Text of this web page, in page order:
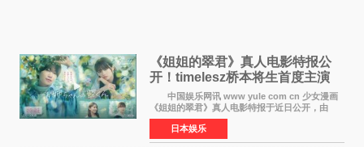
《姐姐的翠君》真人电影特报公
开！timelesz桥本将生首度主演
12月4日上映
中国娱乐网讯 www yule com cn 少女漫画
《姐姐的翠君》真人电影特报于近日公开，由
timelesz成员桥本将生担任主演，这也是他首次
担任电影主演，引发高度关注。 女高中生咲
苗翠（中岛瑠菜
日本娱乐